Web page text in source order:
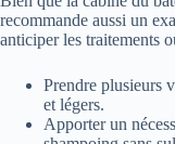
recommande aussi un
anticiper les traitements
Prendre plusieurs
et légers.
Apporter un